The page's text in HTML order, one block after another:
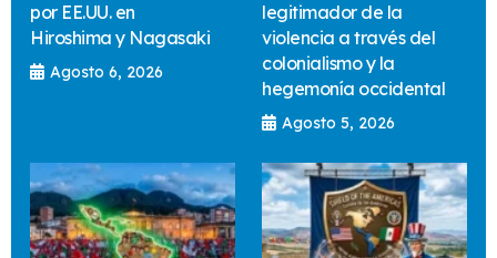
por EE.UU. en
Hiroshima y Nagasaki
Agosto 6, 2026
legitimador de la
violencia a través del
colonialismo y la
hegemonía occidental
Agosto 5, 2026